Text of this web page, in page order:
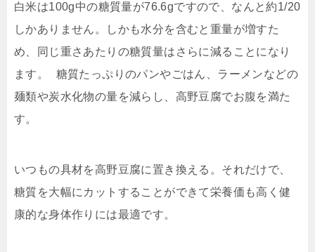
白米は100g中の糖質量が76.6gですので、なんと約1/20
しかありません。しかも水分を含むと重量が増すた
め、同じ重さあたりの糖質量はさらに減ることになり
ます。 糖質たっぷりのパンやごはん、ラーメンなどの
麺類や炭水化物の量を減らし、高野豆腐でお腹を満た
す。
いつもの具材を高野豆腐に置き換える。それだけで、
糖質を大幅にカットすることができて栄養価も高く健
康的な身体作りには最適です。